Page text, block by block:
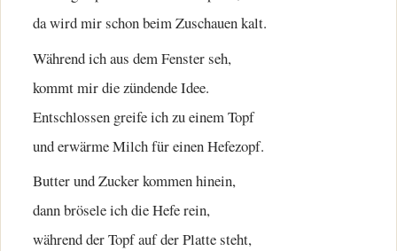
da wird mir schon beim Zuschauen kalt.
Während ich aus dem Fenster seh,
kommt mir die zündende Idee.
Entschlossen greife ich zu einem Topf
und erwärme Milch für einen Hefezopf.
Butter und Zucker kommen hinein,
dann brösele ich die Hefe rein,
während der Topf auf der Platte steht,